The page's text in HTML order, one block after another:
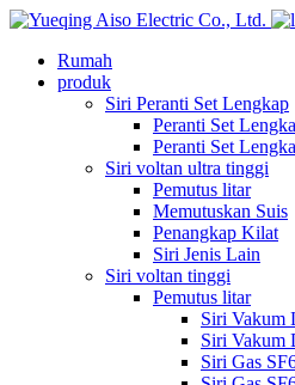
Rumah
produk
Siri Peranti Set Lengkap
Peranti Set
Peranti Set
Siri voltan ultra tinggi
Pemutus litar
Memutuskan Suis
Penangkap Kilat
Siri Jenis Lain
Siri voltan tinggi
Pemutus litar
Siri Vakum
Siri Vakum
Siri Gas